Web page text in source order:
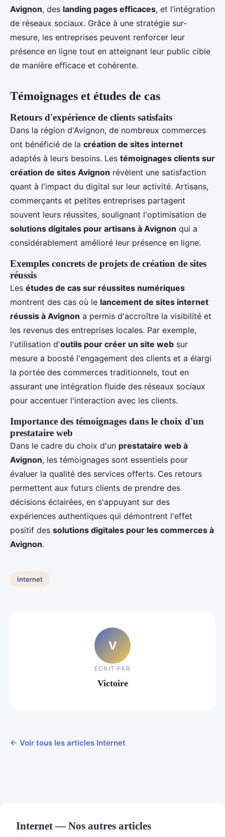
Avignon, des landing pages efficaces, et l’intégration
de réseaux sociaux. Grâce à une stratégie sur-
mesure, les entreprises peuvent renforcer leur
présence en ligne tout en atteignant leur public cible
de manière efficace et cohérente.
Témoignages et études de cas
Retours d'expérience de clients satisfaits
Dans la région d'Avignon, de nombreux commerces
ont bénéficié de la création de sites internet
adaptés à leurs besoins. Les témoignages clients sur
création de sites Avignon révèlent une satisfaction
quant à l'impact du digital sur leur activité. Artisans,
commerçants et petites entreprises partagent
souvent leurs réussites, soulignant l'optimisation de
solutions digitales pour artisans à Avignon qui a
considérablement amélioré leur présence en ligne.
Exemples concrets de projets de création de sites
réussis
Les études de cas sur réussites numériques
montrent des cas où le lancement de sites internet
réussis à Avignon a permis d'accroître la visibilité et
les revenus des entreprises locales. Par exemple,
l'utilisation d'outils pour créer un site web sur
mesure a boosté l'engagement des clients et a élargi
la portée des commerces traditionnels, tout en
assurant une intégration fluide des réseaux sociaux
pour accentuer l'interaction avec les clients.
Importance des témoignages dans le choix d'un
prestataire web
Dans le cadre du choix d'un prestataire web à
Avignon, les témoignages sont essentiels pour
évaluer la qualité des services offerts. Ces retours
permettent aux futurs clients de prendre des
décisions éclairées, en s'appuyant sur des
expériences authentiques qui démontrent l'effet
positif des solutions digitales pour les commerces à
Avignon.
Internet
V
ECRIT PAR
Victoire
← Voir tous les articles Internet
Internet — Nos autres articles